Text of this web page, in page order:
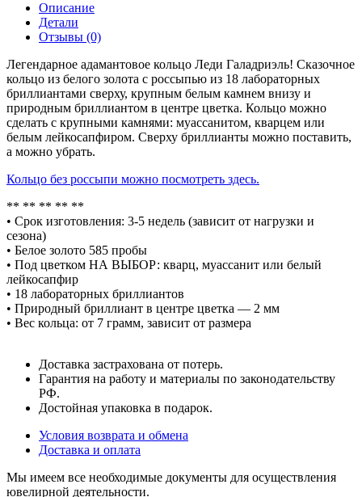
Описание
Детали
Отзывы (0)
Легендарное адамантовое кольцо Леди Галадриэль! Сказочное
кольцо из белого золота с россыпью из 18 лабораторных
бриллиантами сверху, крупным белым камнем внизу и
природным бриллиантом в центре цветка. Кольцо можно
сделать с крупными камнями: муассанитом, кварцем или
белым лейкосапфиром. Сверху бриллианты можно поставить,
а можно убрать.
Кольцо без россыпи можно посмотреть здесь.
** ** ** ** **
• Срок изготовления: 3-5 недель (зависит от нагрузки и
сезона)
• Белое золото 585 пробы
• Под цветком НА ВЫБОР: кварц, муассанит или белый
лейкосапфир
• 18 лабораторных бриллиантов
• Природный бриллиант в центре цветка — 2 мм
• Вес кольца: от 7 грамм, зависит от размера
Доставка застрахована от потерь.
Гарантия на работу и материалы по законодательству
РФ.
Достойная упаковка в подарок.
Условия возврата и обмена
Доставка и оплата
Мы имеем все необходимые документы для осуществления
ювелирной деятельности.